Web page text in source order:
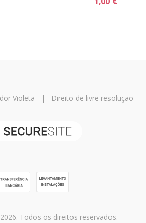
Violeta | Direito de livre resolução
Todos os direitos reservados.